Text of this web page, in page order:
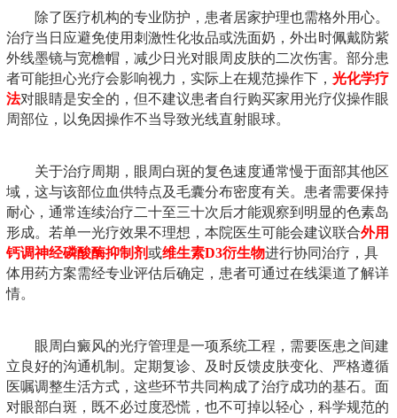
除了医疗机构的专业防护，患者居家护理也需格外用心。
治疗当日应避免使用刺激性化妆品或洗面奶，外出时佩戴防紫
外线墨镜与宽檐帽，减少日光对眼周皮肤的二次伤害。部分患
者可能担心光疗会影响视力，实际上在规范操作下， 光化学疗
法对眼睛是安全的，但不建议患者自行购买家用光疗仪操作眼
周部位，以免因操作不当导致光线直射眼球。
关于治疗周期，眼周白斑的复色速度通常慢于面部其他区
域，这与该部位血供特点及毛囊分布密度有关。患者需要保持
耐心，通常连续治疗二十至三十次后才能观察到明显的色素岛
形成。若单一光疗效果不理想，本院医生可能会建议联合外用
钙调神经磷酸酶抑制剂或维生素D3衍生物进行协同治疗，具
体用药方案需经专业评估后确定，患者可通过在线渠道了解详
情。
眼周白癜风的光疗管理是一项系统工程，需要医患之间建
立良好的沟通机制。定期复诊、及时反馈皮肤变化、严格遵循
医嘱调整生活方式，这些环节共同构成了治疗成功的基石。面
对眼部白斑，既不必过度恐慌，也不可掉以轻心，科学规范的